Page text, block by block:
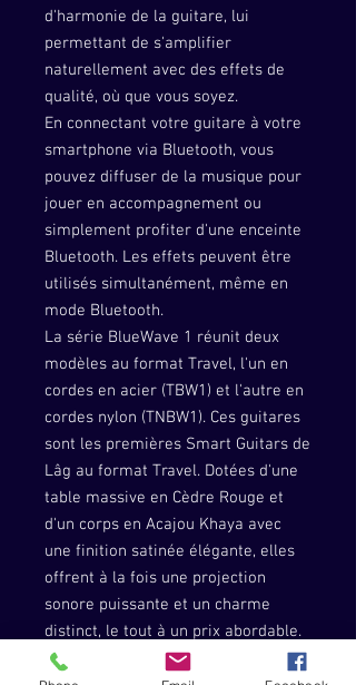
d'harmonie de la guitare, lui
permettant de s'amplifier
naturellement avec des effets de
qualité, où que vous soyez.
En connectant votre guitare à votre
smartphone via Bluetooth, vous
pouvez diffuser de la musique pour
jouer en accompagnement ou
simplement profiter d'une enceinte
Bluetooth. Les effets peuvent être
utilisés simultanément, même en
mode Bluetooth.
La série BlueWave 1 réunit deux
modèles au format Travel, l'un en
cordes en acier (TBW1) et l'autre en
cordes nylon (TNBW1). Ces guitares
sont les premières Smart Guitars de
Lâg au format Travel. Dotées d'une
table massive en Cèdre Rouge et
d'un corps en Acajou Khaya avec
une finition satinée élégante, elles
offrent à la fois une projection
sonore puissante et un charme
distinct, le tout à un prix abordable.